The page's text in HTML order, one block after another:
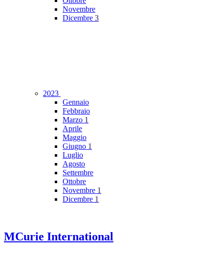
Novembre
Dicembre 3
2023
Gennaio
Febbraio
Marzo 1
Aprile
Maggio
Giugno 1
Luglio
Agosto
Settembre
Ottobre
Novembre 1
Dicembre 1
MCurie International